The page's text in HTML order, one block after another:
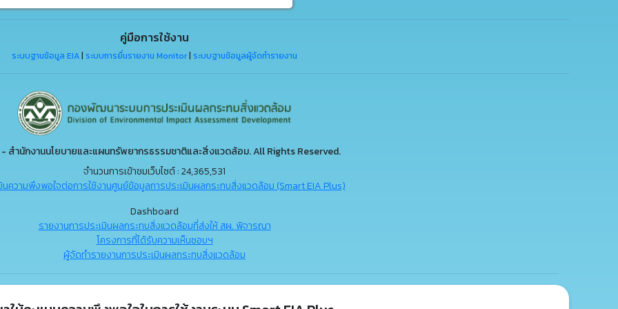
คู่มือการใช้งาน
ระบบฐานข้อมูล EIA ระบบการยื่นรายงาน Monitor ระบบฐานข้อมูลผู้จัดทำรายงาน
สำนักงานนโยบายและแผนทรัพยากรธรรมชาติและสิ่งแวดล้อม. All Rights Reserved.
จำนวนการเข้าชมเว็บไซต์ : 24,365,531
นความพึงพอใจต่อการใช้งานศูนย์ข้อมูลการประเมินผลกระทบสิ่งแวดล้อม (Smart EIA Plus)
Dashboard
รายงานการประเมินผลกระทบสิ่งแวดล้อมที่ส่งให้ สผ. พิจารณา
โครงการที่ได้รับความเห็นชอบฯ
ผู้จัดทำรายงานการประเมินผลกระทบสิ่งแวดล้อม